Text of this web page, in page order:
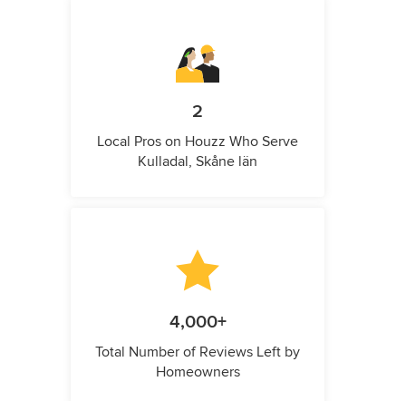
2
Local Pros on Houzz Who Serve
Kulladal, Skåne län
4,000+
Total Number of Reviews Left by
Homeowners